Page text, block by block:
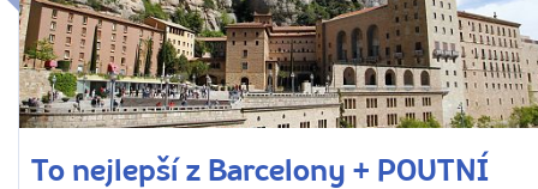
To nejlepší z Barcelony + POUTNÍ